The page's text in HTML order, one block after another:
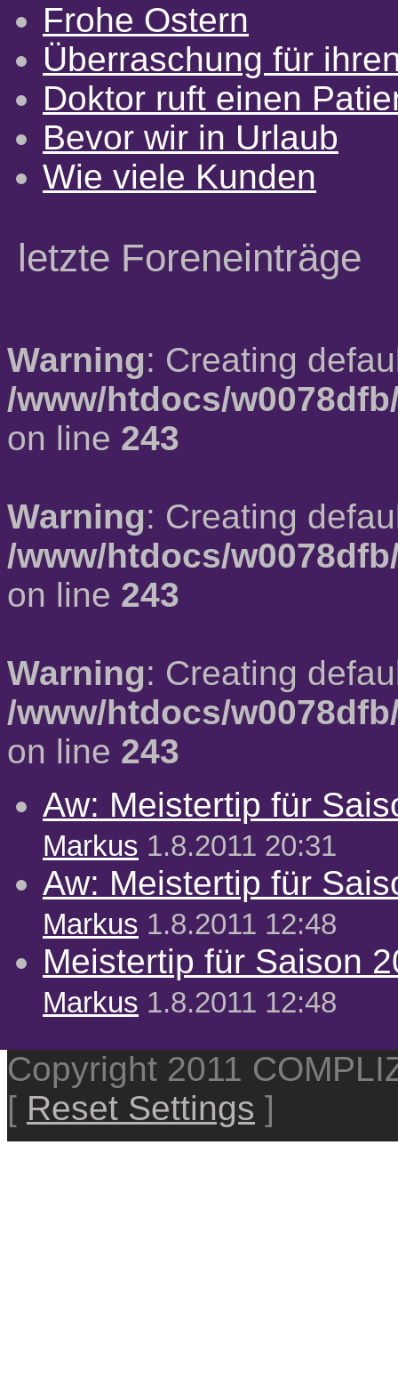
Frohe Ostern
Überraschung für
Doktor ruft einen
Bevor wir in Urlaub
Wie viele Kunden
letzte Foreneinträge
Warning: Creating
/www/htdocs/
on line 243
Warning: Creating
/www/htdocs/
on line 243
Warning: Creating
/www/htdocs/
on line 243
Aw: Meistertip für
Markus 1.8.2011 20:31
Aw: Meistertip für
Markus 1.8.2011 12:48
Meistertip für Saison
Markus 1.8.2011 12:48
Copyright 2011
[ Reset Settings ]